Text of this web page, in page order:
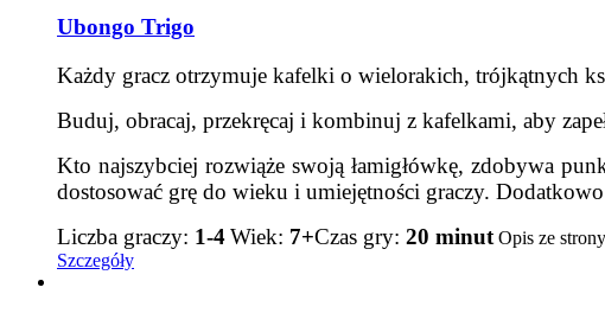
Ubongo Trigo
Każdy gracz otrzymuje kafelki o wielorakich, trójkątnych
Buduj, obracaj, przekręcaj i kombinuj z kafelkami, aby
Kto najszybciej rozwiąże swoją łamigłówkę, zdobywa
dostosować grę do wieku i umiejętności graczy.
Liczba graczy: 1-4Wiek: 7+Czas gry: 20 minut Opis ze strony
Szczegóły